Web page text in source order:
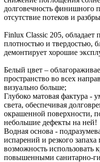
долговечность финишного
отсутствие потеков и
Finlux Classic 205,
плотностью и твердостью,
демонтирует хорошие
Белый цвет –
пространство во всех
визуально больше;
Глубоко матовая фактура -
света, обеспечивая
окрашенной поверхности,
небольшие дефекты на ней!
Водная основа -
испарений и резкого
возможность использовать
повышенными санитарно-